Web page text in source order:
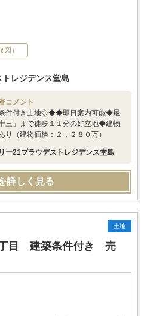
）
レジデンス堂島
コメント
件付き土地◇◆◆即日案内可能◆最
三」まで徒歩１１分の好立地◆建物
り（建物価格：２，２８０万）
ー21プラウデストレジデンス堂島
詳しく見る
土地
丁目 建築条件付き 売